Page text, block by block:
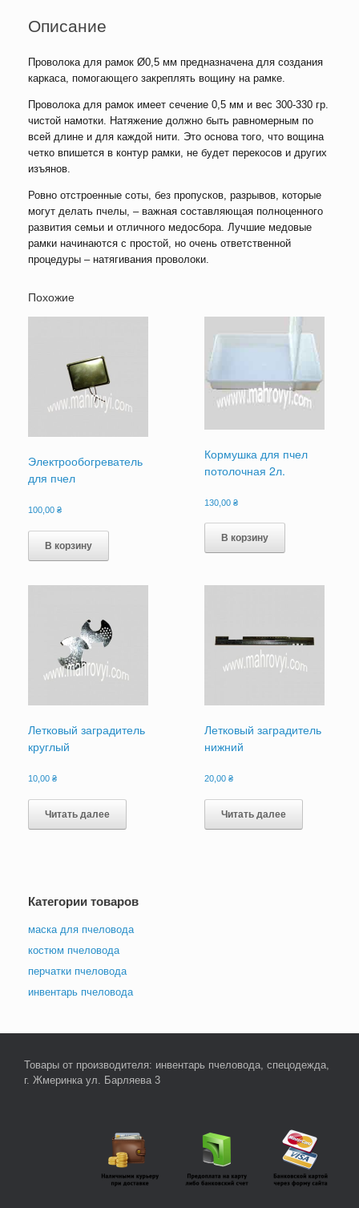
Описание
Проволока для рамок Ø0,5 мм предназначена для создания
каркаса, помогающего закреплять вощину на рамке.
Проволока для рамок имеет сечение 0,5 мм и вес 300-330 гр.
чистой намотки. Натяжение должно быть равномерным по
всей длине и для каждой нити. Это основа того, что вощина
четко впишется в контур рамки, не будет перекосов и других
изъянов.
Ровно отстроенные соты, без пропусков, разрывов, которые
могут делать пчелы, – важная составляющая полноценного
развития семьи и отличного медосбора. Лучшие медовые
рамки начинаются с простой, но очень ответственной
процедуры – натягивания проволоки.
Похожие
Электрообогреватель
для пчел
100,00 ₴
В корзину
Кормушка для пчел
потолочная 2л.
130,00₴
В корзину
Летковый заградитель
круглый
10,00 ₴
Читать далее
Летковый заградитель
нижний
20,00₴
Читать далее
Категории товаров
маска для пчеловода
костюм пчеловода
перчатки пчеловода
инвентарь пчеловода
Товары от производителя: инвентарь пчеловода, спецодежда,
г. Жмеринка ул. Барляева 3